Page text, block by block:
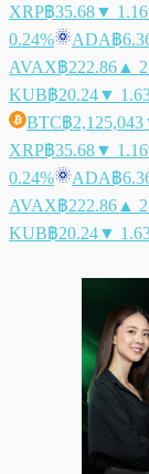
XRP฿35.68▼
0.24%
ADA฿
AVAX฿222.86 ▲
KUB฿20.24▼
BTC฿2,125,043
XRP฿35.68▼
0.24%
ADA฿
AVAX฿222.86 ▲
KUB฿20.24▼